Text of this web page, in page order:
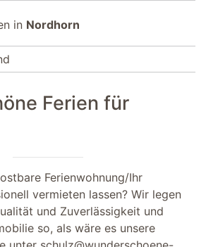
in Nordhorn
Ferien für
Ferienwohnung/Ihr
vermieten lassen? Wir legen
und Zuverlässigkeit und
so, als wäre es unsere